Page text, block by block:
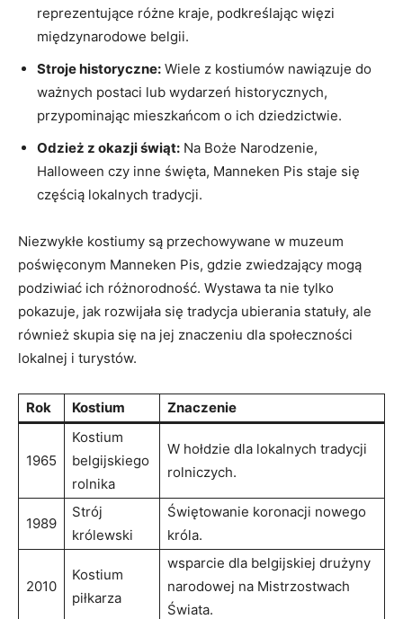
reprezentujące różne kraje, podkreślając więzi
międzynarodowe belgii.
Stroje historyczne: Wiele z ​kostiumów⁤ nawiązuje do
⁤ważnych postaci lub wydarzeń historycznych,
przypominając⁢ mieszkańcom o ich dziedzictwie.
Odzież z okazji świąt: Na Boże Narodzenie,
Halloween czy inne święta,⁣ Manneken Pis staje się
częścią lokalnych tradycji.
Niezwykłe kostiumy są przechowywane w muzeum
poświęconym Manneken Pis, gdzie zwiedzający mogą
podziwiać ich różnorodność. Wystawa ta ‍nie tylko
pokazuje, jak rozwijała ⁤się tradycja ubierania statuły, ale
również skupia się na jej znaczeniu dla ​społeczności
lokalnej i turystów.
Rok Kostium Znaczenie
1965
Kostium
belgijskiego
rolnika
W hołdzie dla ‍lokalnych tradycji⁢
rolniczych.
1989
Strój
królewski
Świętowanie koronacji nowego
‌króla.
2010
Kostium
piłkarza
wsparcie dla⁤ belgijskiej drużyny
narodowej na Mistrzostwach
Świata.